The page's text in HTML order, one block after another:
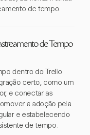
de tempo.
de Tempo
dentro do Trello
certo, como um
e conectar as
a adoção pela
e estabelecendo
de tempo.